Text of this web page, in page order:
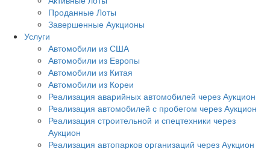
Проданные Лоты
Завершенные Аукционы
Услуги
Автомобили из США
Автомобили из Европы
Автомобили из Китая
Автомобили из Кореи
Реализация аварийных автомобилей через Аукцион
Реализация автомобилей с пробегом через Аукцион
Реализация строительной и спецтехники через
Аукцион
Реализация автопарков организаций через Аукцион